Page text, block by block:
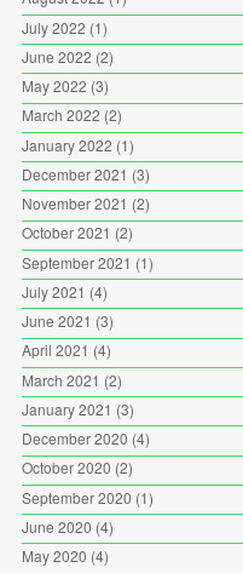
July 2022 (1)
June 2022 (2)
May 2022 (3)
March 2022 (2)
January 2022 (1)
December 2021 (3)
November 2021 (2)
October 2021 (2)
September 2021 (1)
July 2021 (4)
June 2021 (3)
April 2021 (4)
March 2021 (2)
January 2021 (3)
December 2020 (4)
October 2020 (2)
September 2020 (1)
June 2020 (4)
May 2020 (4)